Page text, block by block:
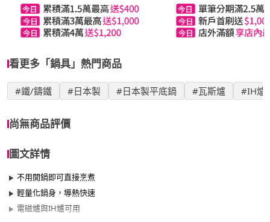
看更多「鍋具」熱門商品
#鐵/鑄鐵 #日本製 #日本製平底鍋 #瓦斯爐 #IH爐
尚無商品評價
圖文詳情
不用開鍋即可直接烹煮
輕量化鍋身，導熱快速
電磁爐與IH爐可用